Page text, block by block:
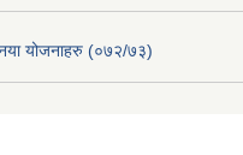
योजनाहरु (०७२/७३)